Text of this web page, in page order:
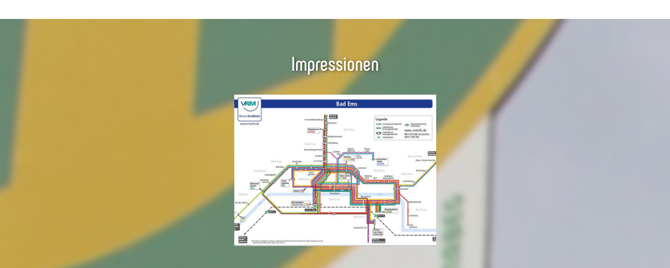
Impressionen